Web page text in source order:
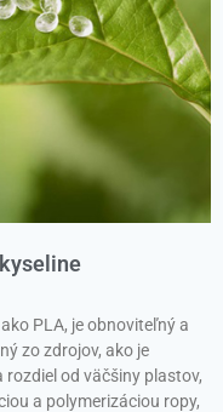
PLA, je obnoviteľný a
zo zdrojov, ako je
od väčšiny plastov,
a polymerizáciou ropy,